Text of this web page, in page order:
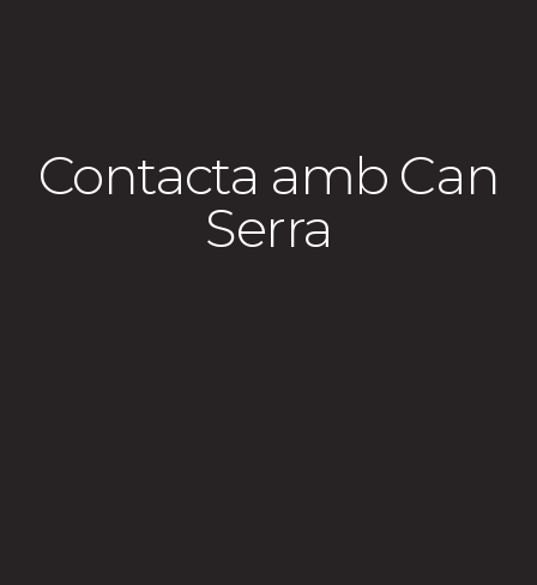
Contacta amb Can
Serra